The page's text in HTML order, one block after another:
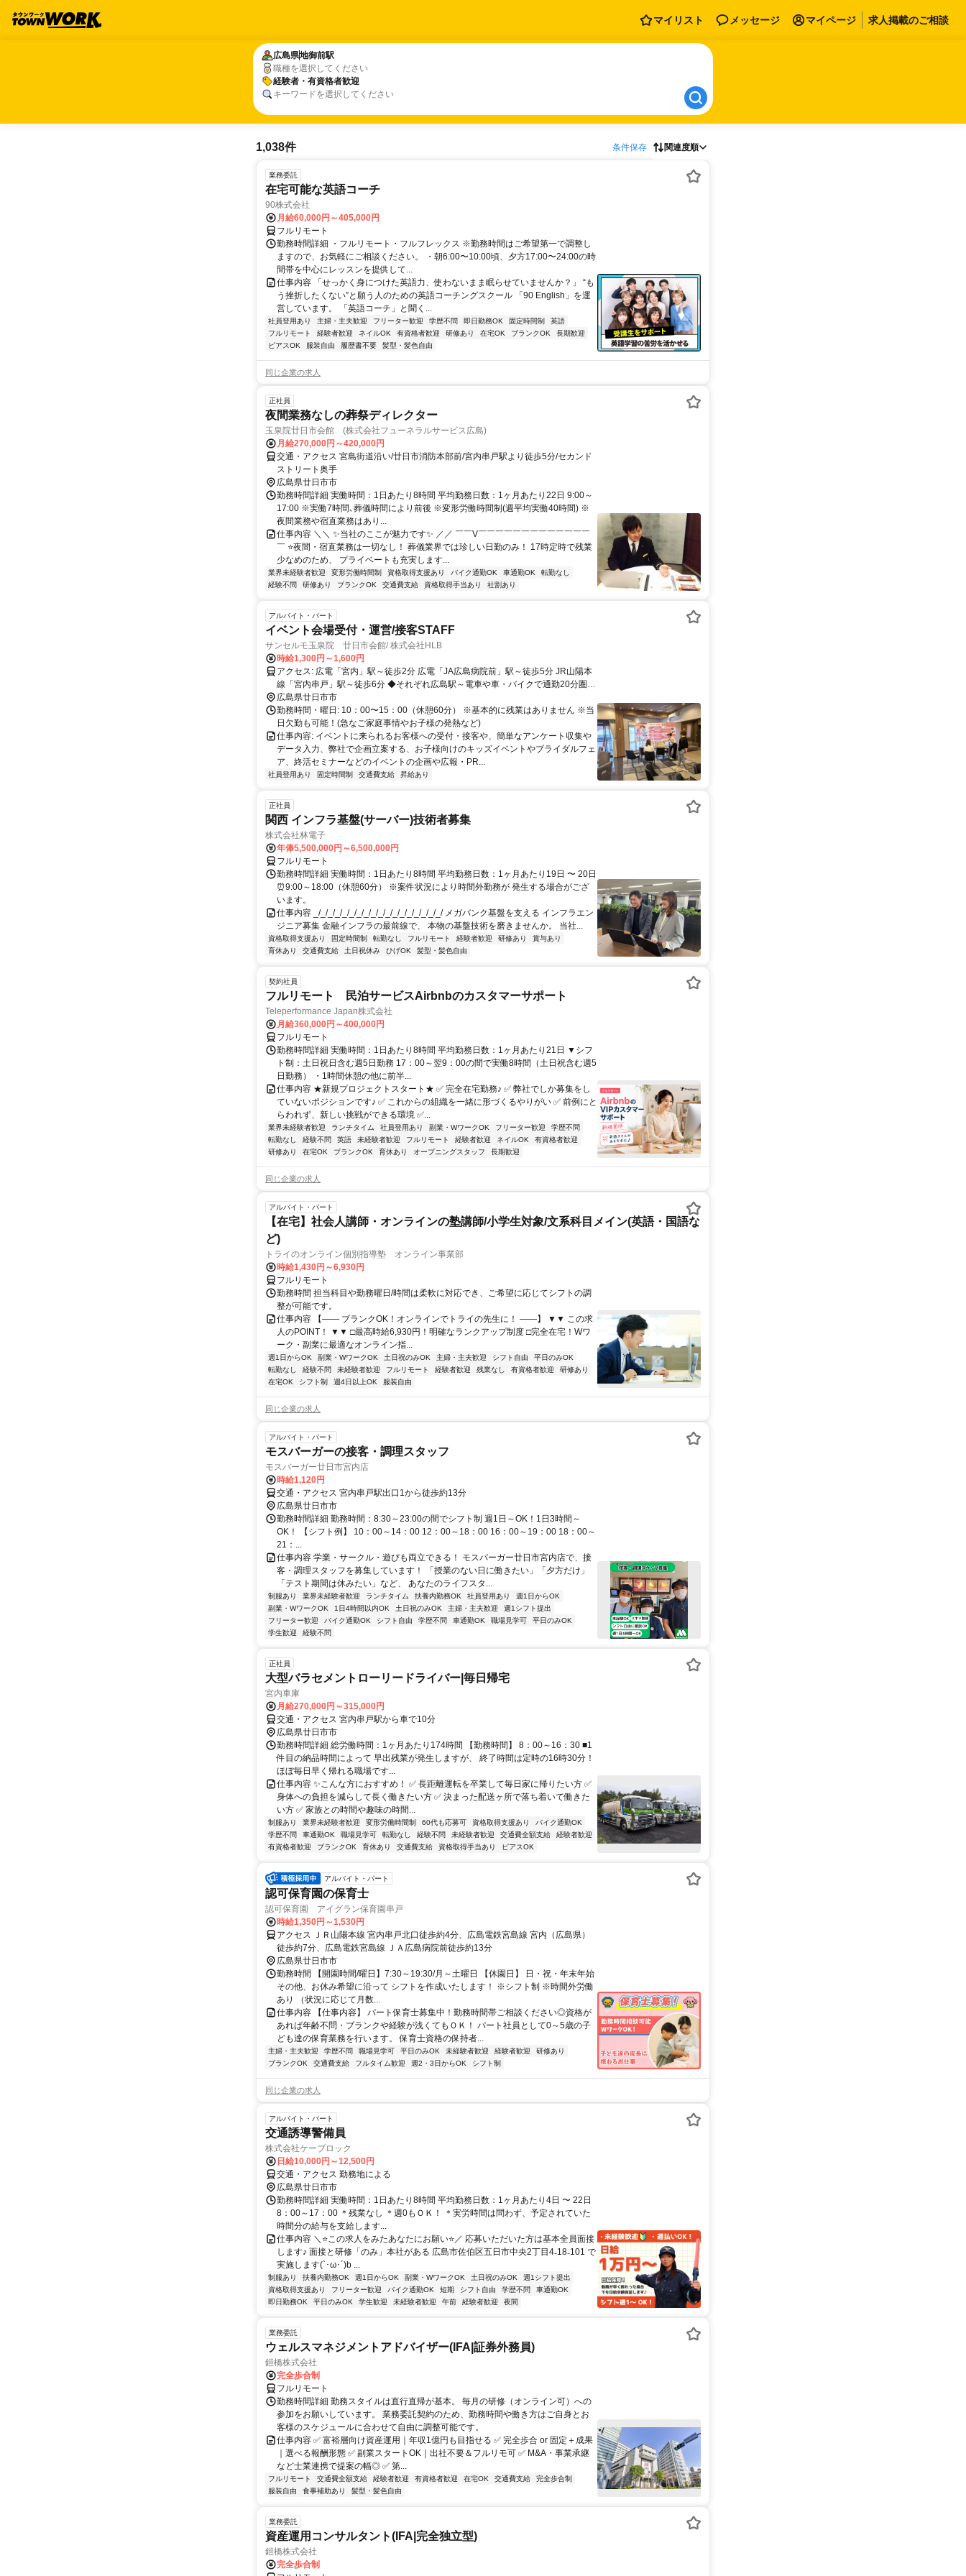
マイリスト メッセージ マイページ 求人掲載のご相談
広島県地御前駅
職種を選択してください
経験者・有資格者歓迎
キーワードを選択してください
広島県地御前駅
経験者・有資格者歓迎
1,038件 条件保存 関連度順
業務委託
在宅可能な英語コーチ
90株式会社
月給60,000円～405,000円
フルリモート
勤務時間詳細 ・フルリモート・フルフレックス ※勤務時間はご希望第一で調整し
ますので、お気軽にご相談ください。 ・朝6:00〜10:00頃、夕方17:00〜24:00の時
間帯を中心にレッスンを提供して...
仕事内容 「せっかく身につけた英語力、使わないまま眠らせていませんか？」 “も
う挫折したくない”と願う人のための英語コーチングスクール 「90 English」を運
営しています。 「英語コーチ」と聞く...
社員登用あり 主婦・主夫歓迎 フリーター歓迎 学歴不問 即日勤務OK 固定時間制
英語
フルリモート
経験者歓迎 ネイルOK 有資格者歓迎 研修あり 在宅OK ブランクOK
長期歓迎
ピアスOK
服装自由 履歴書不要 髪型・髪色自由
同じ企業の求人
正社員
夜間業務なしの葬祭ディレクター
玉泉院廿日市会館 (株式会社フューネラルサービス広島)
月給270,000円～420,000円
交通・アクセス 宮島街道沿い/廿日市消防本部前/宮内串戸駅より徒歩5分/セカンド
ストリート奥手
広島県廿日市市
勤務時間詳細 実働時間：1日あたり8時間 平均勤務日数：1ヶ月あたり22日 9:00～
17:00 ※実働7時間､葬儀時間により前後 ※変形労働時間制(週平均実働40時間) ※
夜間業務や宿直業務はあり...
仕事内容 ＼＼ ✨当社のここが魅力です✨ ／／ ￣￣V￣￣￣￣￣￣￣￣￣￣￣￣￣
￣ ⭐夜間・宿直業務は一切なし！ 葬儀業界では珍しい日勤のみ！ 17時定時で残業
少なめのため、 プライベートも充実します...
業界未経験者歓迎 変形労働時間制 資格取得支援あり バイク通勤OK 車通勤OK
転勤なし
経験不問
研修あり ブランクOK 交通費支給 資格取得手当あり 社割あり
アルバイト・パート
イベント会場受付・運営/接客STAFF
サンセルモ玉泉院 廿日市会館/ 株式会社HLB
時給1,300円～1,600円
アクセス: 広電「宮内」駅～徒歩2分 広電「JA広島病院前」駅～徒歩5分 JR山陽本
線「宮内串戸」駅～徒歩6分 ◆それぞれ広島駅～電車や車・バイクで通勤20分圏内
になりますので、 少し遠方の方でも通勤しやすいです！
広島県廿日市市
勤務時間・曜日: 10：00〜15：00（休憩60分） ※基本的に残業はありません ※当
日欠勤も可能！(急なご家庭事情やお子様の発熱など)
仕事内容: イベントに来られるお客様への受付・接客や、簡単なアンケート収集や
データ入力、弊社で企画立案する、お子様向けのキッズイベントやブライダルフェ
ア、終活セミナーなどのイベントの企画や広報・PR...
社員登用あり 固定時間制 交通費支給 昇給あり
正社員
関西 インフラ基盤(サーバー)技術者募集
株式会社林電子
年俸5,500,000円～6,500,000円
フルリモート
勤務時間詳細 実働時間：1日あたり8時間 平均勤務日数：1ヶ月あたり19日 〜 20日
⏰9:00～18:00（休憩60分） ※案件状況により時間外勤務が 発生する場合がござ
います。
仕事内容 _/_/_/_/_/_/_/_/_/_/_/_/_/_/_/_/_/_/ メガバンク基盤を支える インフラエン
ジニア募集 金融インフラの最前線で、 本物の基盤技術を磨きませんか。 当社...
資格取得支援あり 固定時間制 転勤なし フルリモート 経験者歓迎 研修あり
賞与あり
育休あり
交通費支給 土日祝休み ひげOK 髪型・髪色自由
契約社員
フルリモート 民泊サービスAirbnbのカスタマーサポート
Teleperformance Japan株式会社
月給360,000円～400,000円
フルリモート
勤務時間詳細 実働時間：1日あたり8時間 平均勤務日数：1ヶ月あたり21日 ▼シフ
ト制：土日祝日含む週5日勤務 17：00～翌9：00の間で実働8時間（土日祝含む週5
日勤務） ・1時間休憩の他に前半...
仕事内容 ★新規プロジェクトスタート★ ✅ 完全在宅勤務♪ ✅ 弊社でしか募集をし
ていないポジションです♪ ✅ これからの組織を一緒に形づくるやりがい ✅ 前例にと
らわれず、新しい挑戦ができる環境 ✅...
業界未経験者歓迎 ランチタイム 社員登用あり 副業・WワークOK フリーター歓迎
学歴不問
転勤なし
経験不問 英語 未経験者歓迎 フルリモート 経験者歓迎 ネイルOK
有資格者歓迎
研修あり
在宅OK ブランクOK 育休あり オープニングスタッフ 長期歓迎
同じ企業の求人
アルバイト・パート
【在宅】社会人講師・オンラインの塾講師/小学生対象/文系科目メイン(英語・国語な
ど)
トライのオンライン個別指導塾 オンライン事業部
時給1,430円～6,930円
フルリモート
勤務時間 担当科目や勤務曜日/時間は柔軟に対応でき、ご希望に応じてシフトの調
整が可能です。
仕事内容 【―― ブランクOK！オンラインでトライの先生に！ ――】 ▼▼ この求
人のPOINT！ ▼▼ □最高時給6,930円！明確なランクアップ制度 □完全在宅！Wワ
ーク・副業に最適なオンライン指...
週1日からOK 副業・WワークOK 土日祝のみOK 主婦・主夫歓迎 シフト自由
平日のみOK
転勤なし
経験不問 未経験者歓迎 フルリモート 経験者歓迎 残業なし 有資格者歓迎
研修あり
在宅OK
シフト制 週4日以上OK 服装自由
同じ企業の求人
アルバイト・パート
モスバーガーの接客・調理スタッフ
モスバーガー廿日市宮内店
時給1,120円
交通・アクセス 宮内串戸駅出口1から徒歩約13分
広島県廿日市市
勤務時間詳細 勤務時間：8:30～23:00の間でシフト制 週1日～OK！1日3時間～
OK！ 【シフト例】 10：00～14：00 12：00～18：00 16：00～19：00 18：00～
21：...
仕事内容 学業・サークル・遊びも両立できる！ モスバーガー廿日市宮内店で、接
客・調理スタッフを募集しています！ 「授業のない日に働きたい」「夕方だけ」
「テスト期間は休みたい」など、 あなたのライフスタ...
制服あり 業界未経験者歓迎 ランチタイム 扶養内勤務OK 社員登用あり
週1日からOK
副業・WワークOK
1日4時間以内OK 土日祝のみOK 主婦・主夫歓迎
週1シフト提出
フリーター歓迎
バイク通勤OK シフト自由 学歴不問 車通勤OK 職場見学可
平日のみOK
学生歓迎
経験不問
正社員
大型バラセメントローリードライバー|毎日帰宅
宮内車庫
月給270,000円～315,000円
交通・アクセス 宮内串戸駅から車で10分
広島県廿日市市
勤務時間詳細 総労働時間：1ヶ月あたり174時間 【勤務時間】 8：00～16：30 ■1
件目の納品時間によって 早出残業が発生しますが、 終了時間は定時の16時30分！
ほぼ毎日早く帰れる職場です...
仕事内容 ✨こんな方におすすめ！ ✅ 長距離運転を卒業して毎日家に帰りたい方 ✅
身体への負担を減らして長く働きたい方 ✅ 決まった配送ヶ所で落ち着いて働きた
い方 ✅ 家族との時間や趣味の時間...
制服あり 業界未経験者歓迎 変形労働時間制 60代も応募可 資格取得支援あり
バイク通勤OK
学歴不問
車通勤OK 職場見学可 転勤なし 経験不問 未経験者歓迎 交通費全額支給
経験者歓迎
有資格者歓迎
ブランクOK 育休あり 交通費支給 資格取得手当あり ピアスOK
アルバイト・パート
認可保育園の保育士
認可保育園 アイグラン保育園串戸
時給1,350円～1,530円
アクセス ＪＲ山陽本線 宮内串戸北口徒歩約4分、広島電鉄宮島線 宮内（広島県）
徒歩約7分、広島電鉄宮島線 ＪＡ広島病院前徒歩約13分
広島県廿日市市
勤務時間 【開園時間/曜日】7:30～19:30/月～土曜日 【休園日】 日・祝・年末年始
その他、お休み希望に沿って シフトを作成いたします！ ※シフト制 ※時間外労働
あり （状況に応じて月数...
仕事内容 【仕事内容】 パート保育士募集中！勤務時間帯ご相談ください◎資格が
あれば年齢不問・ブランクや経験が浅くてもＯＫ！ パート社員として0～5歳の子
ども達の保育業務を行います。 保育士資格の保持者...
主婦・主夫歓迎 学歴不問 職場見学可 平日のみOK 未経験者歓迎 経験者歓迎
研修あり
ブランクOK
交通費支給 フルタイム歓迎 週2・3日からOK シフト制
同じ企業の求人
アルバイト・パート
交通誘導警備員
株式会社ケーブロック
日給10,000円～12,500円
交通・アクセス 勤務地による
広島県廿日市市
勤務時間詳細 実働時間：1日あたり8時間 平均勤務日数：1ヶ月あたり4日 〜 22日
8：00～17：00 ＊残業なし ＊週0もＯＫ！ ＊実労時間は問わず、予定されていた
時間分の給与を支給します...
仕事内容 ＼⭐この求人をみたあなたにお願い⭐／ 応募いただいた方は基本全員面接
します♪ 面接と研修「のみ」本社がある 広島市佐伯区五日市中央2丁目4₋18₋101 で
実施します(`･ω･´)b ...
制服あり 扶養内勤務OK 週1日からOK 副業・WワークOK 土日祝のみOK
週1シフト提出
資格取得支援あり
フリーター歓迎 バイク通勤OK 短期 シフト自由 学歴不問
車通勤OK
即日勤務OK
平日のみOK 学生歓迎 未経験者歓迎 午前 経験者歓迎 夜間
業務委託
ウェルスマネジメントアドバイザー(IFA|証券外務員)
鎧橋株式会社
完全歩合制
フルリモート
勤務時間詳細 勤務スタイルは直行直帰が基本。 毎月の研修（オンライン可）への
参加をお願いしています。 業務委託契約のため、勤務時間や働き方はご自身とお
客様のスケジュールに合わせて自由に調整可能です。
仕事内容 ✅ 富裕層向け資産運用｜年収1億円も目指せる ✅ 完全歩合 or 固定＋成果
｜選べる報酬形態 ✅ 副業スタートOK｜出社不要＆フルリモ可 ✅ M&A・事業承継
など士業連携で提案の幅◎ ✅ 第...
フルリモート 交通費全額支給 経験者歓迎 有資格者歓迎 在宅OK 交通費支給
完全歩合制
服装自由
食事補助あり 髪型・髪色自由
業務委託
資産運用コンサルタント(IFA|完全独立型)
鎧橋株式会社
完全歩合制